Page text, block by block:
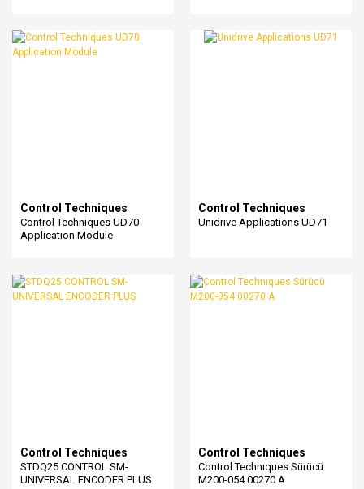
Control Techniques
Control Techniques UD70
Applicatıon Module
Control Techniques
Unıdrıve Applications UD71
Control Techniques
STDQ25 CONTROL SM-
UNIVERSAL ENCODER PLUS
Control Techniques
Control Technıques Sürücü
M200-054 00270 A